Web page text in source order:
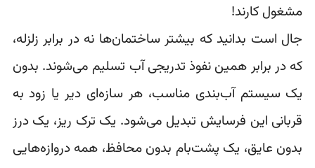
مشغول کارند!
جال است بدانید که بیشتر ساختمان‌ها نه در برابر زلزله،
که در برابر همین نفوذ تدریجی آب تسلیم می‌شوند. بدون
یک سیستم آب‌بندی مناسب، هر سازه‌ای دیر یا زود به
قربانی این فرسایش تبدیل می‌شود. یک ترک ریز، یک درز
بدون عایق، یک پشت‌بام بدون محافظ، همه دروازه‌هایی